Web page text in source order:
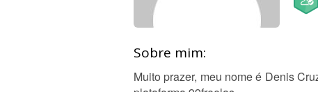
Sobre mim:
Muito prazer, meu nome é Denis